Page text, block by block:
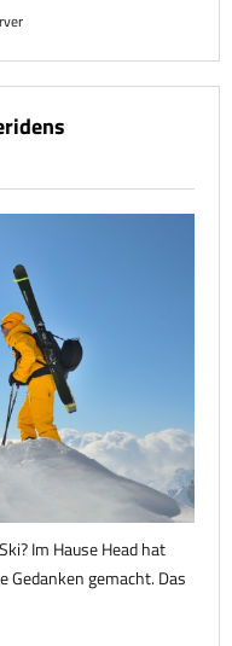
Im Hause Head hat
Gedanken gemacht. Das